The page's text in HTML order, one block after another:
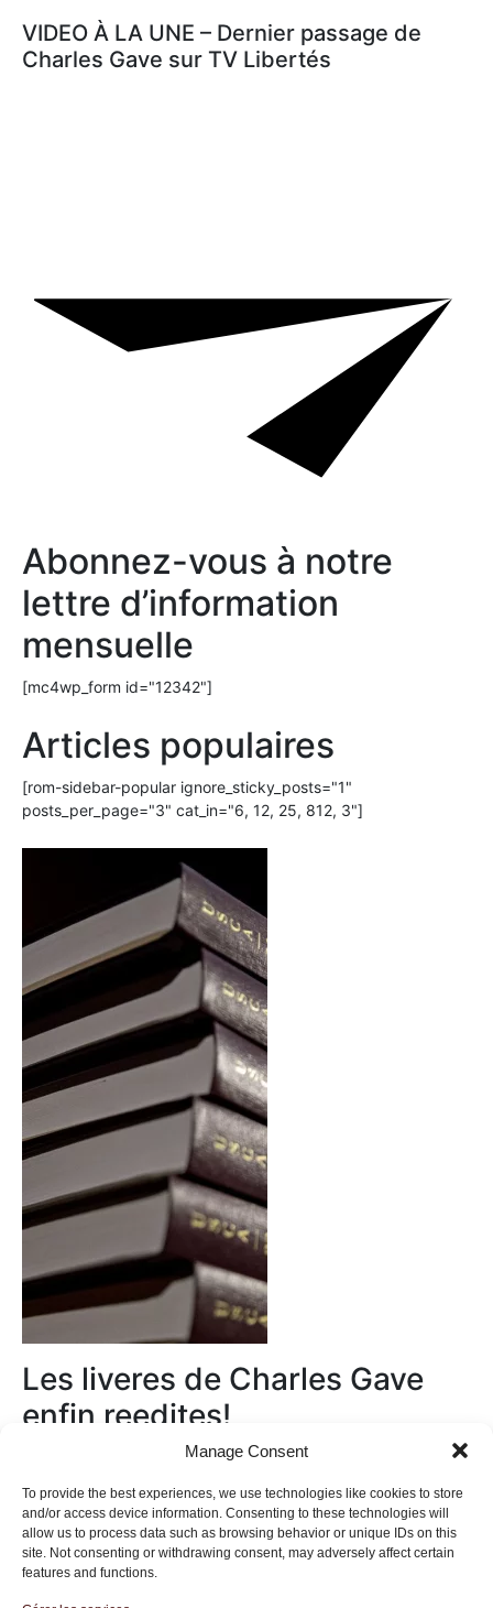
Manage Consent
To provide the best experiences, we use technologies like cookies to store
and/or access device information. Consenting to these technologies will
allow us to process data such as browsing behavior or unique IDs on this
site. Not consenting or withdrawing consent, may adversely affect certain
features and functions.
VIDEO À LA UNE – Dernier passage de
Charles Gave sur TV Libertés
Abonnez-vous à notre
lettre d’information
mensuelle
[mc4wp_form id="12342"]
Articles populaires
[rom-sidebar-popular ignore_sticky_posts="1"
posts_per_page="3" cat_in="6, 12, 25, 812, 3"]
Les liveres de Charles Gave
enfin reedites!